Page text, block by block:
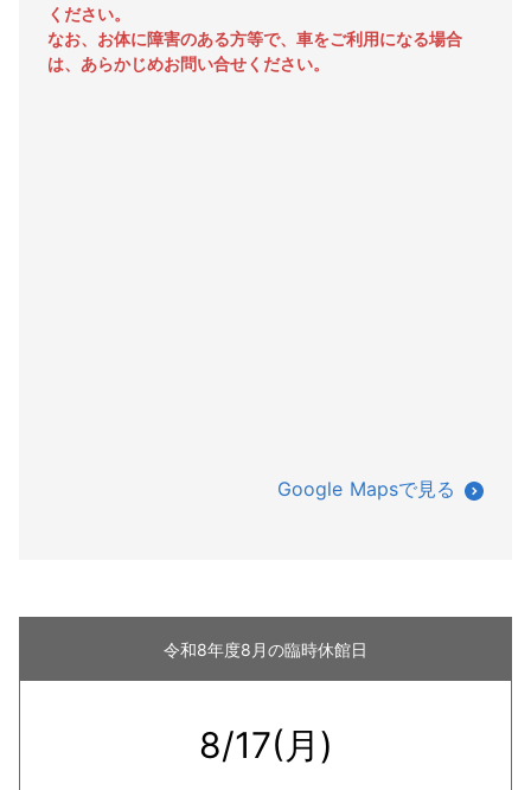
ください。
なお、お体に障害のある方等で、車をご利用になる場合
は、 あらかじめお問い合せください。
Google Mapsで見る
令和8年度8月の臨時休館日
8/17(月)